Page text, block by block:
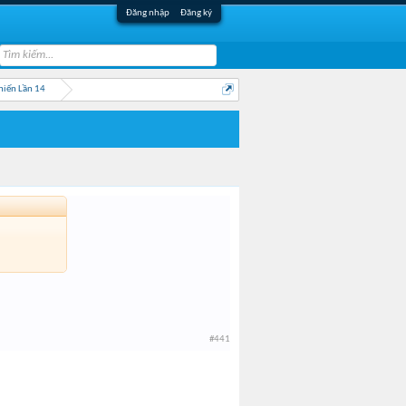
Đăng nhập Đăng ký
Lần 14
#441